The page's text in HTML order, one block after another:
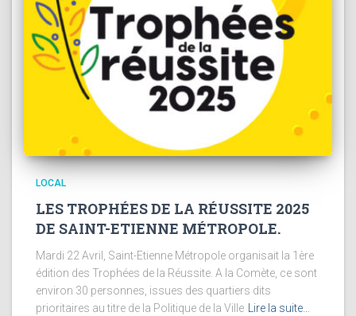
LOCAL
LES TROPHÉES DE LA RÉUSSITE 2025
DE SAINT-ETIENNE MÉTROPOLE.
Mardi 22 Avril, Saint-Etienne Métropole organisait la 1ère
édition des Trophées de la Réussite. A la Comète, ce sont
environ 30 personnes, issues des quartiers dits
prioritaires au titre de la Politique de la Ville Lire la suite…